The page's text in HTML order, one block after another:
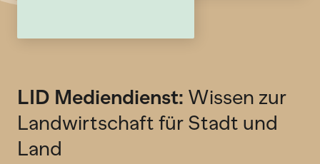
LID Mediendienst: Wissen zur
Landwirtschaft für Stadt und
Land